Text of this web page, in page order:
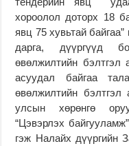
хороолол доторх 18
явц 75 хувьтай
дарга, дүүргүүд
өвөлжилтийн бэлтгэл
асуудал байгаа
өвөлжилтийн
улсын хөрөнгө
“Цэвэрлэх
гэж Налайх дүүргийн